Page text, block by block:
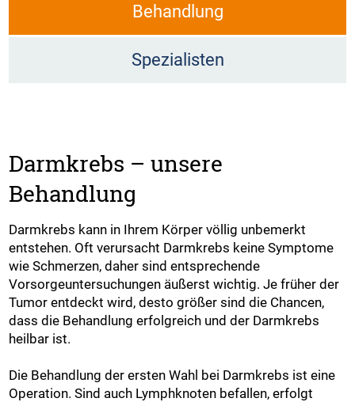
Behandlung
Spezialisten
Darmkrebs – unsere
Behandlung
Darmkrebs kann in Ihrem Körper völlig unbemerkt
entstehen. Oft verursacht Darmkrebs keine Symptome
wie Schmerzen, daher sind entsprechende
Vorsorgeuntersuchungen äußerst wichtig. Je früher der
Tumor entdeckt wird, desto größer sind die Chancen,
dass die Behandlung erfolgreich und der Darmkrebs
heilbar ist.
Die Behandlung der ersten Wahl bei Darmkrebs ist eine
Operation. Sind auch Lymphknoten befallen, erfolgt